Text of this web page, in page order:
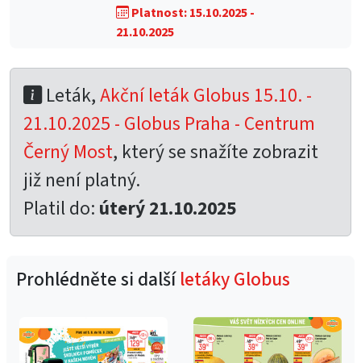
Platnost: 15.10.2025 -
21.10.2025
Leták,Akční leták Globus 15.10. -
21.10.2025 - Globus Praha - Centrum
Černý Most, který se snažíte zobrazit
již není platný.
Platil do: úterý 21.10.2025
Prohlédněte si dalšíletáky Globus